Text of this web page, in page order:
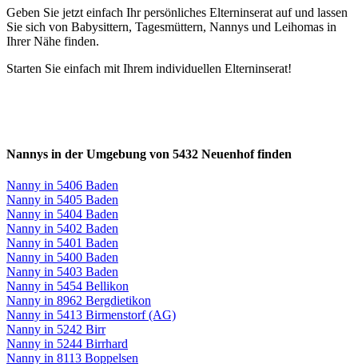
Geben Sie jetzt einfach Ihr persönliches Elterninserat auf und lassen
Sie sich von Babysittern, Tagesmüttern, Nannys und Leihomas in
Ihrer Nähe finden.
Starten Sie einfach mit Ihrem individuellen Elterninserat!
Nannys in der Umgebung von 5432 Neuenhof finden
Nanny in 5406 Baden
Nanny in 5405 Baden
Nanny in 5404 Baden
Nanny in 5402 Baden
Nanny in 5401 Baden
Nanny in 5400 Baden
Nanny in 5403 Baden
Nanny in 5454 Bellikon
Nanny in 8962 Bergdietikon
Nanny in 5413 Birmenstorf (AG)
Nanny in 5242 Birr
Nanny in 5244 Birrhard
Nanny in 8113 Boppelsen